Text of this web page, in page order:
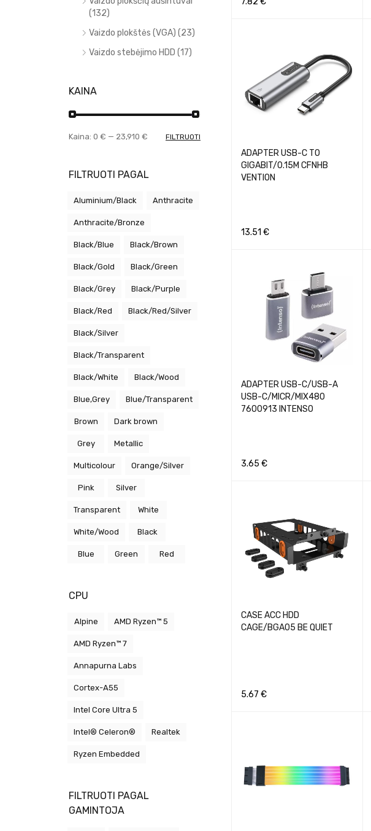
(132)
Vaizdo plokštės (VGA) (23)
Vaizdo stebėjimo HDD (17)
KAINA
FILTRUOTI
Kaina: 0 € — 23,910 €
FILTRUOTI PAGAL
Aluminium/Black Anthracite
Anthracite/Bronze
Black/Blue Black/Brown
Black/Gold Black/Green
Black/Grey Black/Purple
Black/Red Black/Red/Silver
Black/Silver
Black/Transparent
Black/White Black/Wood
Blue,Grey Blue/Transparent
Brown Dark brown
Grey Metallic
Multicolour Orange/Silver
Pink Silver
Transparent White
White/Wood Black
Blue Green Red
CPU
Alpine AMD Ryzen™ 5
AMD Ryzen™ 7
Annapurna Labs
Cortex-A55
Intel Core Ultra 5
Intel® Celeron® Realtek
Ryzen Embedded
FILTRUOTI PAGAL
GAMINTOJA
ADAPTER USB-C TO
GIGABIT/0.15M CFNHB
VENTION
13.51 €
ADAPTER USB-C/USB-A
USB-C/MICR/MIX480
7600913 INTENSO
3.65 €
CASE ACC HDD
CAGE/BGA05 BE QUIET
5.67 €